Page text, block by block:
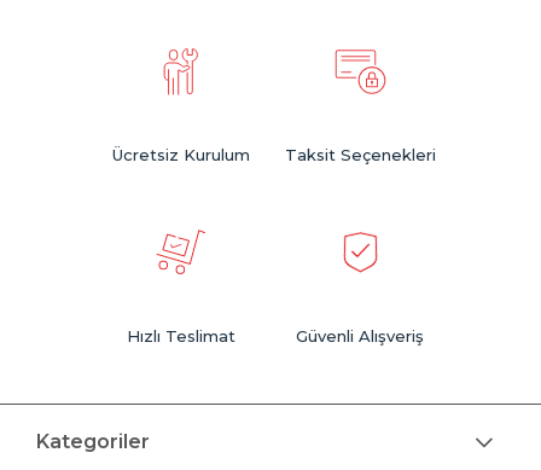
Ücretsiz Kurulum Taksit Seçenekleri
Hızlı Teslimat Güvenli Alışveriş
Kategoriler